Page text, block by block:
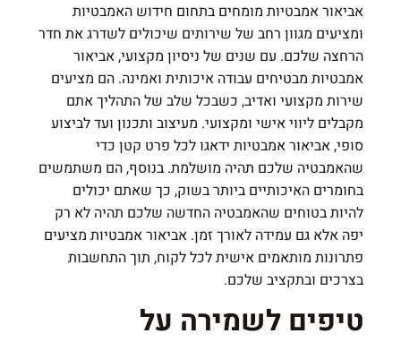
אביאור אמבטיות מומחים בתחום חידוש האמבטיות
ומציעים מגוון רחב של שירותים שיכולים לשדרג את חדר
הרחצה שלכם. עם שנים של ניסיון מקצועי, אביאור
אמבטיות מבטיחים עבודה איכותית ואמינה. הם מציעים
שירות מקצועי ואדיב, כשבכל שלב של התהליך אתם
מקבלים ליווי אישי ומקצועי. מעיצוב ותכנון ועד לביצוע
סופי, אביאור אמבטיות ידאגו לכל פרט קטן כדי
שהאמבטיה שלכם תהיה מושלמת. בנוסף, הם משתמשים
בחומרים האיכותיים ביותר בשוק, כך שאתם יכולים
להיות בטוחים שהאמבטיה החדשה שלכם תהיה לא רק
יפה אלא גם עמידה לאורך זמן. אביאור אמבטיות מציעים
פתרונות מותאמים אישית לכל לקוח, תוך התחשבות
בצרכים ובתקציב שלכם.
טיפים לשמירה על